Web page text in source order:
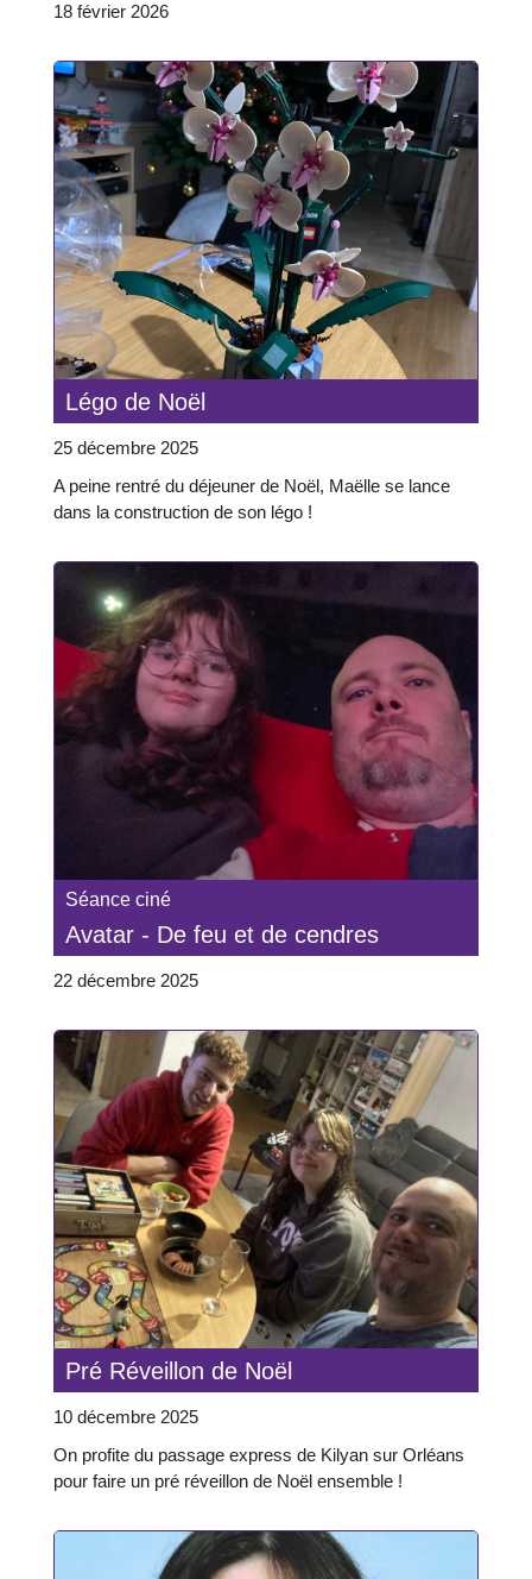
18 février 2026
Légo de Noël
25 décembre 2025
A peine rentré du déjeuner de Noël, Maëlle se lance
dans la construction de son légo !
Séance ciné
Avatar - De feu et de cendres
22 décembre 2025
Pré Réveillon de Noël
10 décembre 2025
On profite du passage express de Kilyan sur Orléans
pour faire un pré réveillon de Noël ensemble !